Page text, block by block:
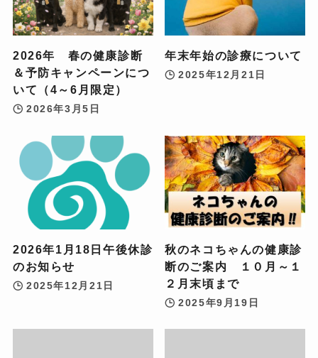
2026年 春の健康診断
＆予防キャンペーンにつ
いて（4～6月限定）
2026年3月5日
年末年始の診療について
2025年12月21日
2026年1月18日午後休診
のお知らせ
2025年12月21日
秋のネコちゃんの健康診
断のご案内 １０月～１
２月末頃まで
2025年9月19日